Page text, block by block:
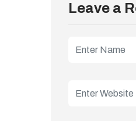
Leave a